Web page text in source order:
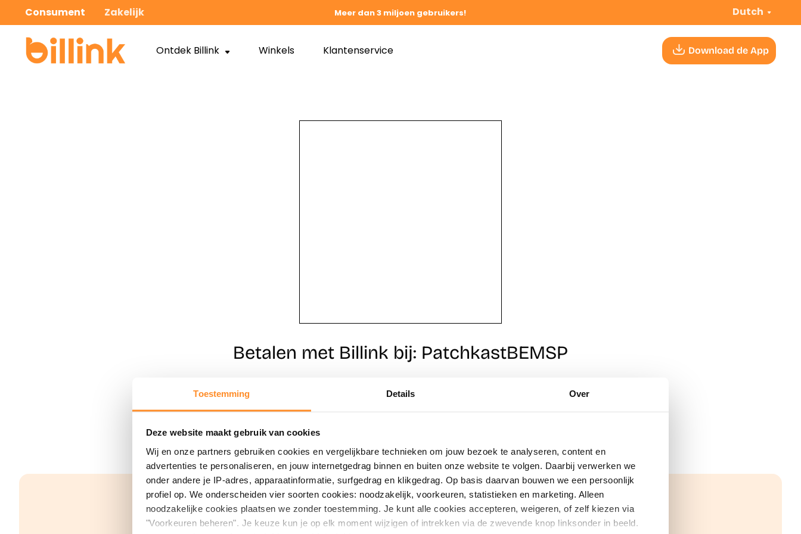
Toestemming Details Over
Deze website maakt gebruik van cookies
Wij en onze partners gebruiken cookies en vergelijkbare technieken om jouw bezoek te analyseren, content en
advertenties te personaliseren, en jouw internetgedrag binnen en buiten onze website te volgen. Daarbij verwerken we
onder andere je IP-adres, apparaatinformatie, surfgedrag en klikgedrag. Op basis daarvan bouwen we een persoonlijk
profiel op. We onderscheiden vier soorten cookies: noodzakelijk, voorkeuren, statistieken en marketing. Alleen
noodzakelijke cookies plaatsen we zonder toestemming. Je kunt alle cookies accepteren, weigeren, of zelf kiezen via
"Voorkeuren beheren". Je keuze kun je op elk moment wijzigen of intrekken via de zwevende knop linksonder in beeld.
Consument Zakelijk Meer dan 3 miljoen gebruikers! Dutch
Ontdek Billink Winkels Klantenservice Download de App
Betalen met Billink bij: PatchkastBEMSP